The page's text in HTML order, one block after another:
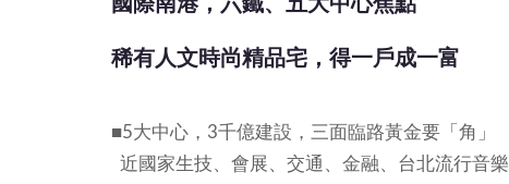
稀有人文時尚精品宅，得一戶成一富
■5大中心，3千億建設，三面臨路黃金要「角」
近國家生技、會展、交通、金融、台北流行音